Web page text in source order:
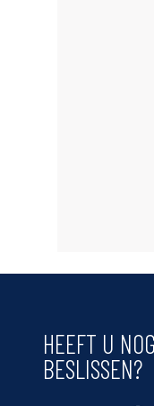
HEEFT U
BESLISSEN?